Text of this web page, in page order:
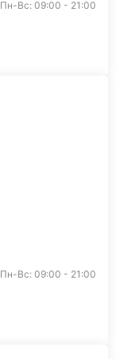
Пн-Вс: 09:00 - 21:00
Пн-Вс: 09:00 - 21:00